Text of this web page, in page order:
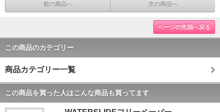
前の商品へ 次の商品へ
ページの先頭へ戻る
この商品のカテゴリー
商品カテゴリー一覧
この商品を買った人はこんな商品も買ってます